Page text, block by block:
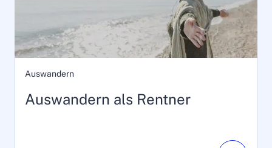
Auswandern
Auswandern als Rentner